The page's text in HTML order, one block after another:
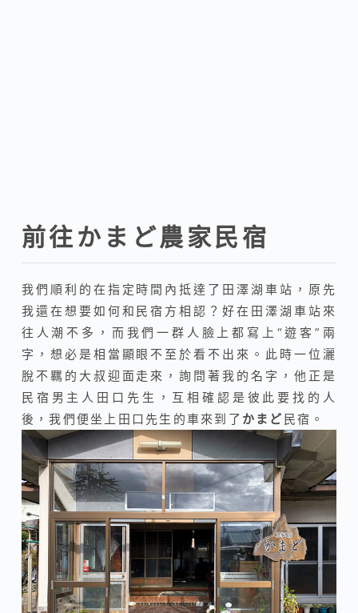
前往かまど農家民宿
我們順利的在指定時間內抵達了田澤湖車站，原先
我還在想要如何和民宿方相認？好在田澤湖車站來
往人潮不多，而我們一群人臉上都寫上“遊客”兩
字，想必是相當顯眼不至於看不出來。此時一位灑
脫不羈的大叔迎面走來，詢問著我的名字，他正是
民宿男主人田口先生，互相確認是彼此要找的人
後，我們便坐上田口先生的車來到了 かまど 民宿。